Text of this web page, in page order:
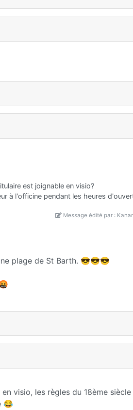
est joignable en visio?
à l'officine pendant les heures
Message édité par :
plage de St Barth. 😎😎😎
visio, les règles du 18ème
😂